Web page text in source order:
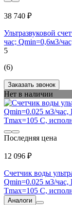
38 740 ₽
Ультразвуковой
час; Qmin=0,6м3/
5
(6)
Заказать звонок
Нет в наличии
Последняя цена
12 096 ₽
Счетчик воды
Qmin=0.025 м3/
Тmax=105 С,
Аналоги